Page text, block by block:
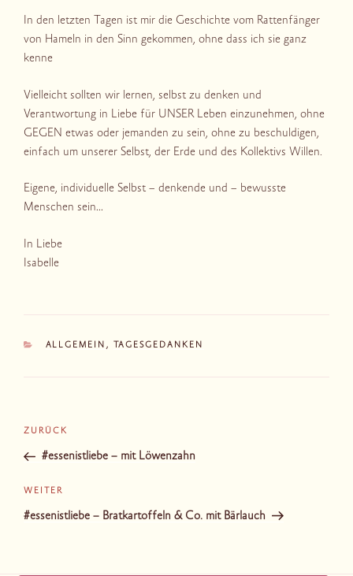
In den letzten Tagen ist mir die Geschichte vom Rattenfänger
von Hameln in den Sinn gekommen, ohne dass ich sie ganz
kenne
Vielleicht sollten wir lernen, selbst zu denken und
Verantwortung in Liebe für UNSER Leben einzunehmen, ohne
GEGEN etwas oder jemanden zu sein, ohne zu beschuldigen,
einfach um unserer Selbst, der Erde und des Kollektivs Willen.
Eigene, individuelle Selbst – denkende und – bewusste
Menschen sein…
In Liebe
Isabelle
KATEGORIEN
ALLGEMEIN , TAGESGEDANKEN
Beitragsnavigation
Vorheriger
Beitrag
ZURÜCK
#essenistliebe – mit Löwenzahn
Nächster
Beitrag
WEITER
#essenistliebe – Bratkartoffeln & Co. mit Bärlauch